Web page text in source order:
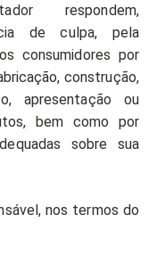
respondem,
de culpa, pela
consumidores por
construção,
apresentação ou
bem como por
sobre sua
nos termos do